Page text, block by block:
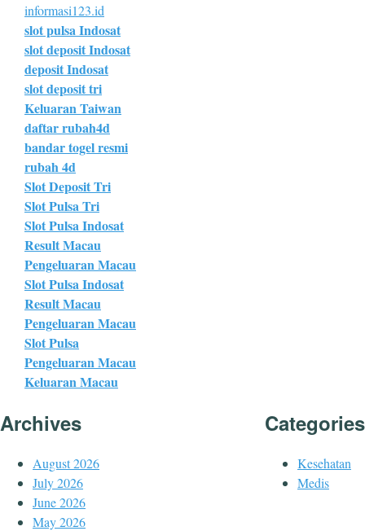
informasi123.id
slot pulsa Indosat
slot deposit Indosat
deposit Indosat
slot deposit tri
Keluaran Taiwan
daftar rubah4d
bandar togel resmi
rubah 4d
Slot Deposit Tri
Slot Pulsa Tri
Slot Pulsa Indosat
Result Macau
Pengeluaran Macau
Slot Pulsa Indosat
Result Macau
Pengeluaran Macau
Slot Pulsa
Pengeluaran Macau
Keluaran Macau
Archives
August 2026
July 2026
June 2026
May 2026
Categories
Kesehatan
Medis